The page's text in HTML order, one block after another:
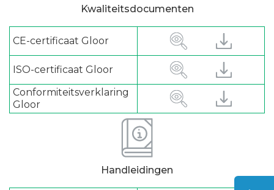
Kwaliteitsdocumenten
CE-certificaat Gloor
ISO-certificaat Gloor
Conformiteitsverklaring
Gloor
Handleidingen